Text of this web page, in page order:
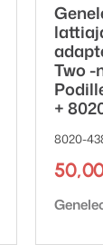
Two -
+
8020-